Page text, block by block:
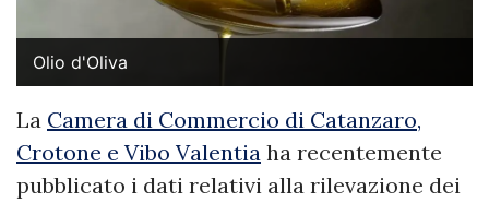
Olio d'Oliva
La Camera di Commercio di Catanzaro,
Crotone e Vibo Valentia ha recentemente
pubblicato i dati relativi alla rilevazione dei